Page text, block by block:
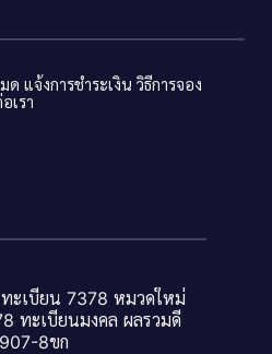
ด แจ้งการชำระเงิน วิธีการจอง
เรา
ะเบียน 7378 หมวดใหม่
ทะเบียนมงคล ผลรวมดี
8ขก